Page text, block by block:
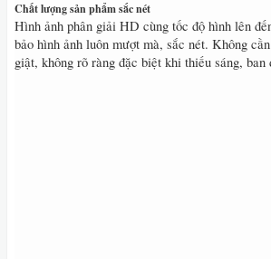
Chất lượng sản phẩm sắc nét
Hình ảnh phân giải HD cùng tốc độ hình lên
bảo hình ảnh luôn mượt mà, sắc nét. Không
giật, không rõ ràng đặc biệt khi thiếu sáng, ban